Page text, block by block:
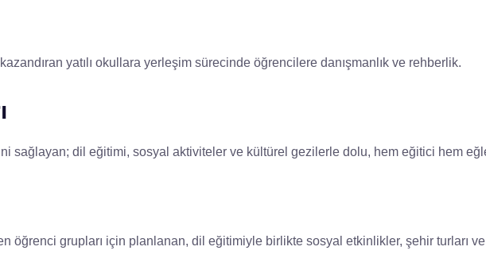
yatılı okullara yerleşim sürecinde öğrencilere danışmanlık ve rehberlik.
sağlayan; dil eğitimi, sosyal aktiviteler ve kültürel gezilerle dolu, hem eğitici hem
öğrenci grupları için planlanan, dil eğitimiyle birlikte sosyal etkinlikler, şehir turları